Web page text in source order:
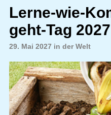
Lerne-wie-
geht-Tag 2027
29. Mai 2027 in der Welt